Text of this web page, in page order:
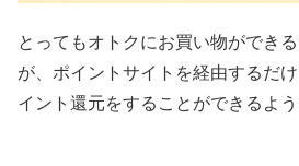
とってもオトクにお買い物ができ
が、ポイントサイトを経由するだ
イント還元をすることができるよう